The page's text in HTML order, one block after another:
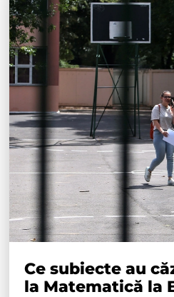
Ce subiecte au
la Matematică la